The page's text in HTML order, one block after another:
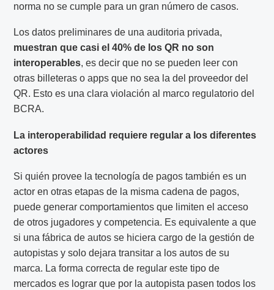
norma no se cumple para un gran número de casos.
Los datos preliminares de una auditoria privada,
muestran que casi el 40% de los QR no son
interoperables, es decir que no se pueden leer con
otras billeteras o apps que no sea la del proveedor del
QR. Esto es una clara violación al marco regulatorio del
BCRA.
La interoperabilidad requiere regular a los diferentes
actores
Si quién provee la tecnología de pagos también es un
actor en otras etapas de la misma cadena de pagos,
puede generar comportamientos que limiten el acceso
de otros jugadores y competencia. Es equivalente a que
si una fábrica de autos se hiciera cargo de la gestión de
autopistas y solo dejara transitar a los autos de su
marca. La forma correcta de regular este tipo de
mercados es lograr que por la autopista pasen todos los